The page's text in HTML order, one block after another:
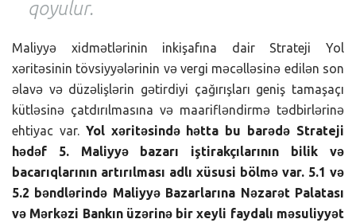
qoyulur.
Maliyyə xidmətlərinin inkişafına dair Strateji Yol
xəritəsinin tövsiyyələrinin və vergi məcəlləsinə edilən son
əlavə və düzəlişlərin gətirdiyi çağırışları geniş tamaşaçı
kütləsinə çatdırılmasına və maarifləndirmə tədbirlərinə
ehtiyac var. Yol xəritəsində hətta bu barədə Strateji
hədəf 5. Maliyyə bazarı iştirakçılarının bilik və
bacarıqlarının artırılması adlı xüsusi bölmə var. 5.1 və
5.2 bəndlərində Maliyyə Bazarlarına Nəzarət Palatası
və Mərkəzi Bankın üzərinə bir xeyli faydalı məsuliyyət